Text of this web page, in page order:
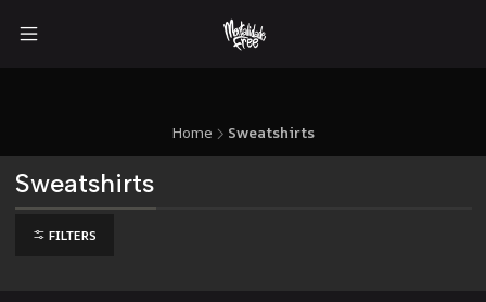
Home Sweatshirts
Sweatshirts
FILTERS